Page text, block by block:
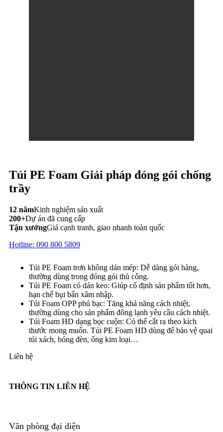
Túi PE Foam Giải pháp đóng gói chống
trầy
12 nămKinh nghiệm sản xuất
200+Dự án đã cung cấp
Tận xưởngGiá cạnh tranh, giao nhanh toàn quốc
Hotline: 090 800 5809
Túi PE Foam trơn không dán mép: Dễ dàng gói hàng,
thường dùng trong đóng gói thủ công.
Túi PE Foam có dán keo: Giúp cố định sản phẩm tốt hơn,
hạn chế bụi bẩn xâm nhập.
Túi Foam OPP phủ bạc: Tăng khả năng cách nhiệt,
thường dùng cho sản phẩm đông lạnh yêu cầu cách nhiệt.
Túi Foam HD dạng bọc cuộn: Có thể cắt ra theo kích
thước mong muốn. Túi PE Foam HD dùng để bảo vệ quai
túi xách, bóng đèn, ống kim loại…
Liên hệ
THÔNG TIN LIÊN HỆ
Văn phòng đại diện